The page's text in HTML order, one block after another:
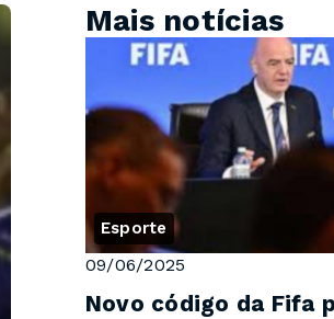
Mais notícias
Esporte
09/06/2025
Novo código da Fifa